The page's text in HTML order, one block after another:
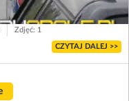
Zdjęć: 1
CZYTAJ DALEJ >>